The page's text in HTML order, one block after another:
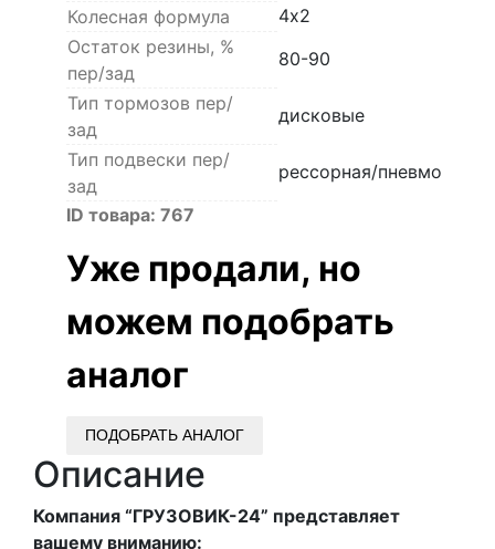
Колесная формула
4х2
Остаток резины, %
пер/зад
80-90
Тип тормозов пер/
зад
дисковые
Тип подвески пер/
зад
рессорная/пневмо
ID товара: 767
Уже продали, но
можем подобрать
аналог
ПОДОБРАТЬ АНАЛОГ
Описание
Компания “ГРУЗОВИК-24” представляет
вашему вниманию: